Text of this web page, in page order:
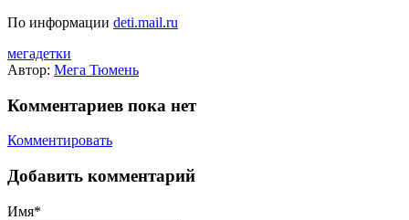
По информации deti.mail.ru
мегадетки
Автор: Мега Тюмень
Комментариев пока нет
Комментировать
Добавить комментарий
Имя*